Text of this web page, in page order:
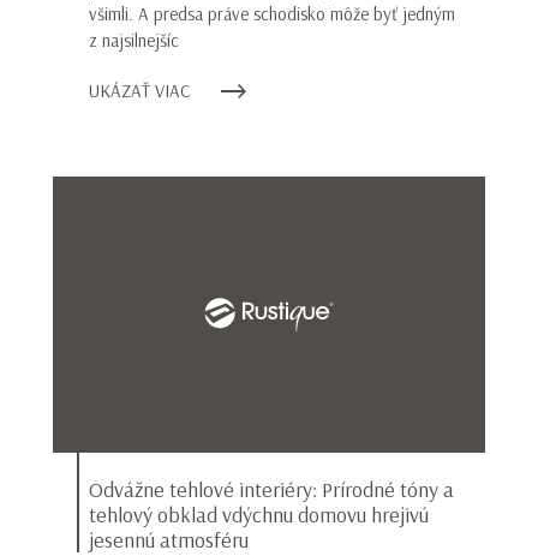
všimli. A predsa práve schodisko môže byť jedným
z najsilnejšíc
UKÁZAŤ VIAC
Odvážne tehlové interiéry: Prírodné tóny a
tehlový obklad vdýchnu domovu hrejivú
jesennú atmosféru